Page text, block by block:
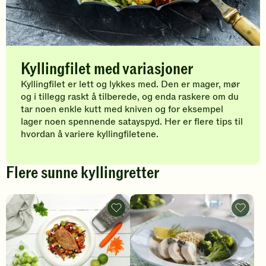
Kyllingfilet med variasjoner
Kyllingfilet er lett og lykkes med. Den er mager, mør
og i tillegg raskt å tilberede, og enda raskere om du
tar noen enkle kutt med kniven og for eksempel
lager noen spennende satayspyd. Her er flere tips til
hvordan å variere kyllingfiletene.
Flere sunne kyllingretter
Kyllingfilet
med
rotgrønnsaker
og
fetaost
-
med
dill-
og
-